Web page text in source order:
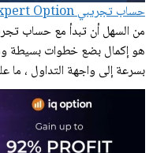
حساب تجريبي Expert Option
من السهل أن تبدأ مع حساب
هو إكمال بضع خطوات بسيطة
بسرعة إلى واجهة التداول ، ما